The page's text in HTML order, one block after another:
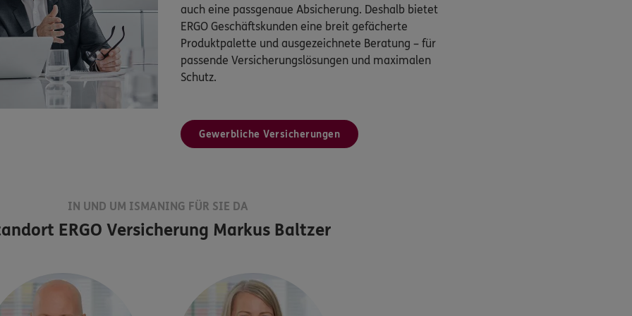
auch eine passgenaue Absicherung. Deshalb bietet
ERGO Geschäftskunden eine breit gefächerte
Produktpalette und ausgezeichnete Beratung – für
passende Versicherungslösungen und maximalen
Schutz.
Gewerbliche Versicherungen
IN UND UM ISMANING FÜR SIE DA
ERGO Versicherung Markus Baltzer